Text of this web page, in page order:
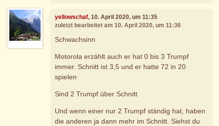
yellowschaf, 10. April 2020, um 11:35
zuletzt bearbeitet am 10. April 2020, um 11:36
Schwachsinn
Motorola erzählt auch er hat 0 bis 3 Trumpf
immer. Schnitt ist 3,5 und er hatte 72 in 20
spielen
Sind 2 Trumpf über Schnitt
Und wenn einer nur 2 Trumpf ständig hat, haben
die anderen ja dann mehr im Schnitt. Siehst du